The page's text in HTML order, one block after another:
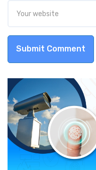
Submit Comment